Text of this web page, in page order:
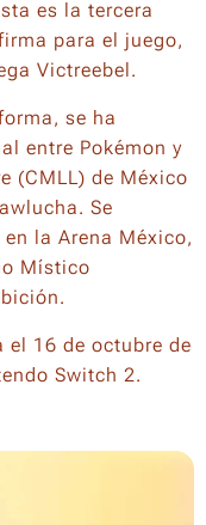
es la tercera
para el juego,
Victreebel.
se ha
entre Pokémon y
(CMLL) de México
Se
la Arena México,
Místico
el 16 de octubre de
Switch 2.